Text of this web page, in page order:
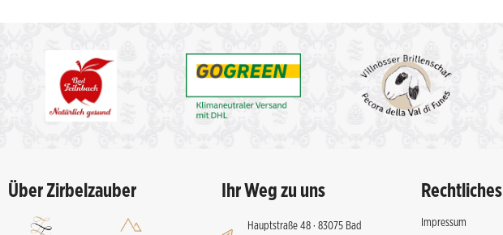
Über Zirbelzauber Ihr Weg zu uns
Hauptstraße 48 · 83075 Bad
Rechtliches
Impressum